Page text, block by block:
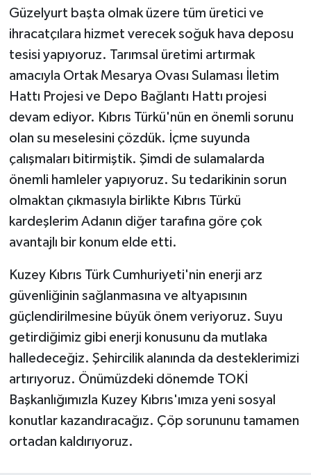
Güzelyurt başta olmak üzere tüm üretici ve
ihracatçılara hizmet verecek soğuk hava deposu
tesisi yapıyoruz. Tarımsal üretimi artırmak
amacıyla Ortak Mesarya Ovası Sulaması İletim
Hattı Projesi ve Depo Bağlantı Hattı projesi
devam ediyor. Kıbrıs Türkü'nün en önemli sorunu
olan su meselesini çözdük. İçme suyunda
çalışmaları bitirmiştik. Şimdi de sulamalarda
önemli hamleler yapıyoruz. Su tedarikinin sorun
olmaktan çıkmasıyla birlikte Kıbrıs Türkü
kardeşlerim Adanın diğer tarafına göre çok
avantajlı bir konum elde etti.
Kuzey Kıbrıs Türk Cumhuriyeti'nin enerji arz
güvenliğinin sağlanmasına ve altyapısının
güçlendirilmesine büyük önem veriyoruz. Suyu
getirdiğimiz gibi enerji konusunu da mutlaka
halledeceğiz. Şehircilik alanında da desteklerimizi
artırıyoruz. Önümüzdeki dönemde TOKİ
Başkanlığımızla Kuzey Kıbrıs'ımıza yeni sosyal
konutlar kazandıracağız. Çöp sorununu tamamen
ortadan kaldırıyoruz.